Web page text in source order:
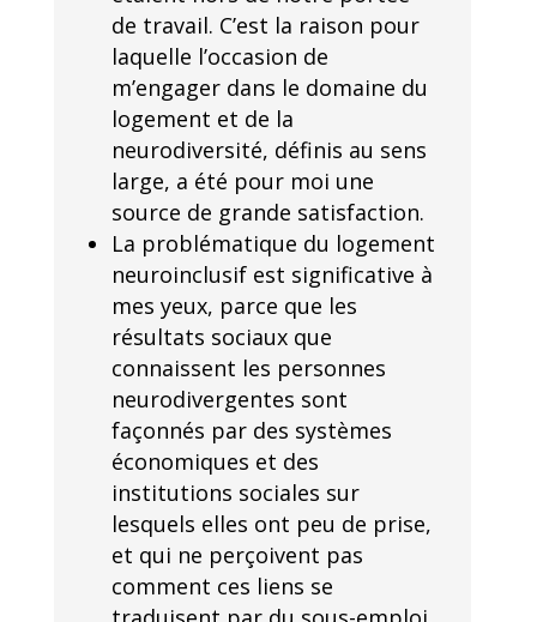
de travail. C’est la raison pour
laquelle l’occasion de
m’engager dans le domaine du
logement et de la
neurodiversité, définis au sens
large, a été pour moi une
source de grande satisfaction.
La problématique du logement
neuroinclusif est significative à
mes yeux, parce que les
résultats sociaux que
connaissent les personnes
neurodivergentes sont
façonnés par des systèmes
économiques et des
institutions sociales sur
lesquels elles ont peu de prise,
et qui ne perçoivent pas
comment ces liens se